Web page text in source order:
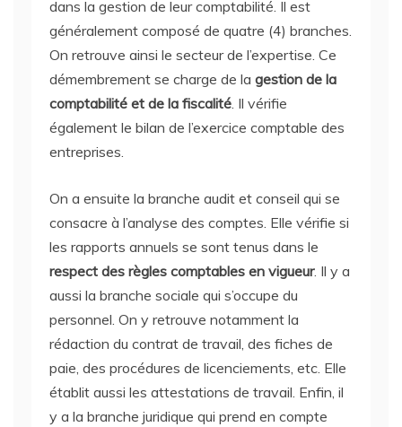
dans la gestion de leur comptabilité. Il est
généralement composé de quatre (4) branches.
On retrouve ainsi le secteur de l’expertise. Ce
démembrement se charge de la gestion de la
comptabilité et de la fiscalité. Il vérifie
également le bilan de l’exercice comptable des
entreprises.
On a ensuite la branche audit et conseil qui se
consacre à l’analyse des comptes. Elle vérifie si
les rapports annuels se sont tenus dans le
respect des règles comptables en vigueur. Il y a
aussi la branche sociale qui s’occupe du
personnel. On y retrouve notamment la
rédaction du contrat de travail, des fiches de
paie, des procédures de licenciements, etc. Elle
établit aussi les attestations de travail. Enfin, il
y a la branche juridique qui prend en compte